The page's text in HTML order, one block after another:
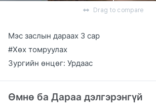
Drag to compare
Мэс заслын дараах 3 сар
#Хөх томруулах
Зургийн өнцөг: Урдаас
Өмнө ба Дараа дэлгэрэнгүй